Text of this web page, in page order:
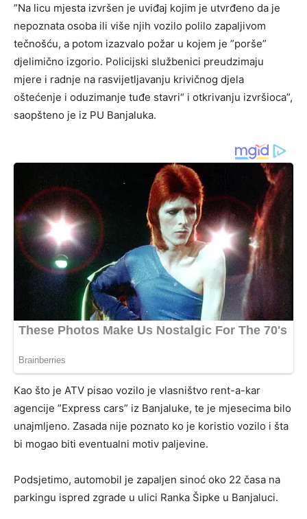
”Na licu mjesta izvršen je uviđaj kojim je utvrđeno da je
nepoznata osoba ili više njih vozilo polilo zapaljivom
tečnošću, a potom izazvalo požar u kojem je ”porše”
djelimično izgorio. Policijski službenici preudzimaju
mjere i radnje na rasvijetljavanju krivičnog djela
oštećenje i oduzimanje tuđe stavri“ i otkrivanju izvršioca”,
saopšteno je iz PU Banjaluka.
Kao što je ATV pisao vozilo je vlasništvo rent-a-kar
agencije ”Express cars” iz Banjaluke, te je mjesecima bilo
unajmljeno. Zasada nije poznato ko je koristio vozilo i šta
bi mogao biti eventualni motiv paljevine.
Podsjetimo, automobil je zapaljen sinoć oko 22 časa na
parkingu ispred zgrade u ulici Ranka Šipke u Banjaluci.